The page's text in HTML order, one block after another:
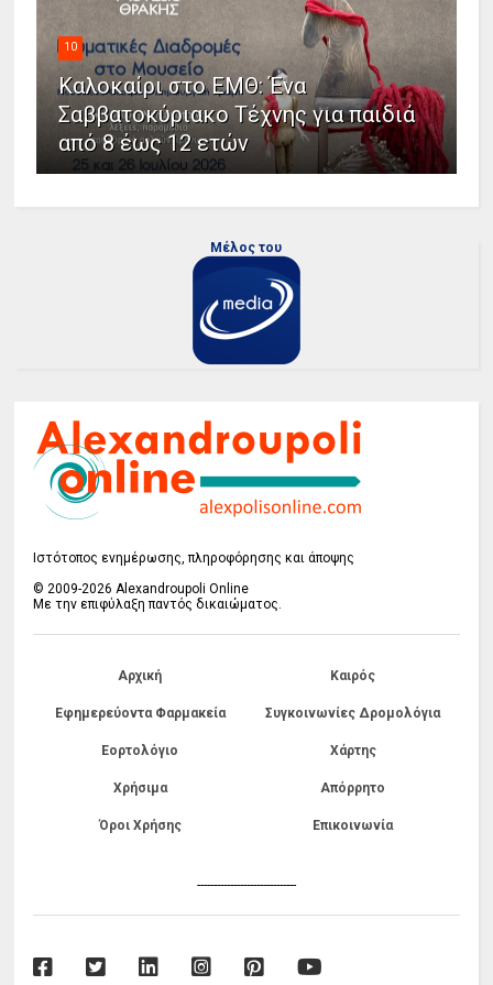
10
Καλοκαίρι στο ΕΜΘ: Ένα
Σαββατοκύριακο Τέχνης για παιδιά
από 8 έως 12 ετών
Μέλος του
Ιστότοπος ενημέρωσης, πληροφόρησης και άποψης
© 2009-2026 Alexandroupoli Online
Με την επιφύλαξη παντός δικαιώματος.
Αρχική Καιρός
Εφημερεύοντα Φαρμακεία Συγκοινωνίες Δρομολόγια
Εορτολόγιο Χάρτης
Χρήσιμα Απόρρητο
Όροι Χρήσης Επικοινωνία
------------------------------